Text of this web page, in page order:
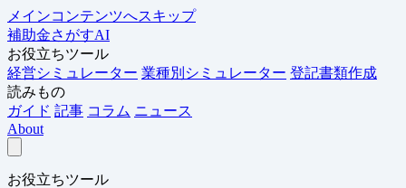
メインコンテンツへスキップ
補助金さがすAI
お役立ちツール
経営シミュレーター 業種別シミュレーター 登記書類作成
読みもの
ガイド 記事 コラム ニュース
About
お役立ちツール